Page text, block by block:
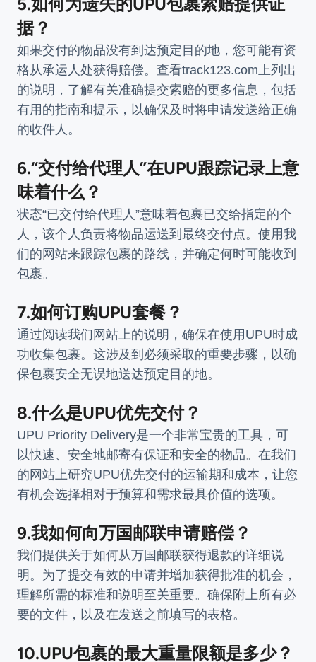
据？
如果交付的物品没有到达预定目的地，您可能有资
格从承运人处获得赔偿。查看track123.com上列出
的说明，了解有关准确提交索赔的更多信息，包括
有用的指南和提示，以确保及时将申请发送给正确
的收件人。
6.“交付给代理人”在UPU跟踪记录上意
味着什么？
状态“已交付给代理人”意味着包裹已交给指定的个
人，该个人负责将物品运送到最终交付点。使用我
们的网站来跟踪包裹的路线，并确定何时可能收到
包裹。
7.如何订购UPU套餐？
通过阅读我们网站上的说明，确保在使用UPU时成
功收集包裹。这涉及到必须采取的重要步骤，以确
保包裹安全无误地送达预定目的地。
8.什么是UPU优先交付？
UPU Priority Delivery是一个非常宝贵的工具，可
以快速、安全地邮寄有保证和安全的物品。在我们
的网站上研究UPU优先交付的运输期和成本，让您
有机会选择相对于预算和需求最具价值的选项。
9.我如何向万国邮联申请赔偿？
我们提供关于如何从万国邮联获得退款的详细说
明。为了提交有效的申请并增加获得批准的机会，
理解所需的标准和说明至关重要。确保附上所有必
要的文件，以及在发送之前填写的表格。
10.UPU包裹的最大重量限额是多少？